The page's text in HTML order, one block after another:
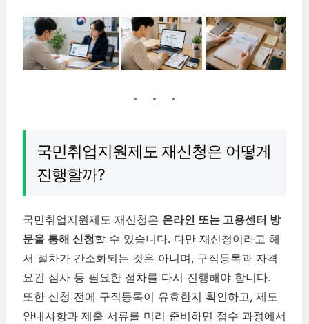
국민취업지원제도 재신청은 어떻게
진행할까?
국민취업지원제도 재신청은 온라인 또는 고용센터 방
문을 통해 신청할 수 있습니다. 다만 재신청이라고 해
서 절차가 간소화되는 것은 아니며, 구직등록과 자격
요건 심사 등 필요한 절차를 다시 진행해야 합니다.
또한 신청 전에 구직등록이 유효한지 확인하고, 제도
안내사항과 제출 서류를 미리 준비하면 접수 과정에서